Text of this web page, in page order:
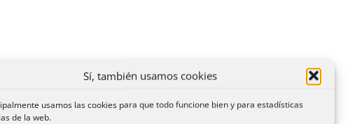
Sí, también usamos cookies
usamos las cookies para que todo funcione bien y para estadísticas
de la web.